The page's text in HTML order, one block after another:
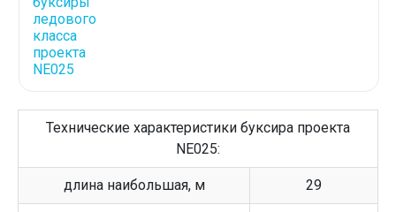
Технические характеристики буксира проекта
NE025:
длина наибольшая, м 29